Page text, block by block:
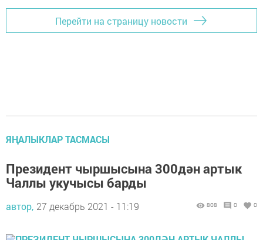
Перейти на страницу новости
ЯҢАЛЫКЛАР ТАСМАСЫ
Президент чыршысына 300дән артык
Чаллы укучысы барды
автор, 27 декабрь 2021 - 11:19 808 0 0